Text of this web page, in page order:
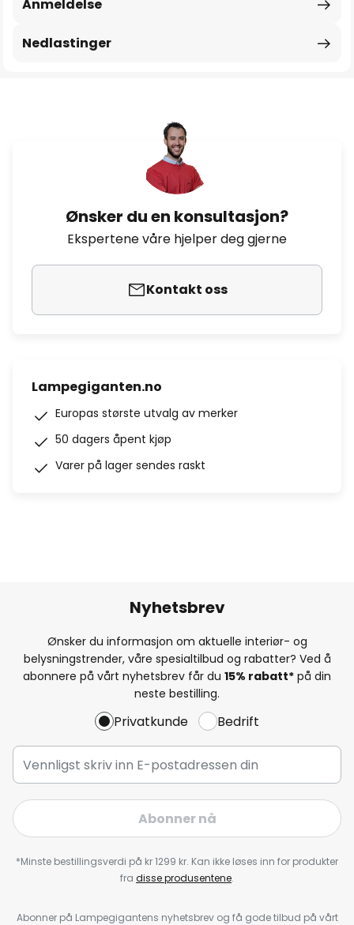
Anmeldelse
Nedlastinger
Ønsker du en konsultasjon?
Ekspertene våre hjelper deg gjerne
Kontakt oss
Lampegiganten.no
Europas største utvalg av merker
50 dagers åpent kjøp
Varer på lager sendes raskt
Nyhetsbrev
Ønsker du informasjon om aktuelle interiør- og
belysningstrender, våre spesialtilbud og rabatter? Ved å
abonnere på vårt nyhetsbrev får du 15% rabatt* på din
neste bestilling.
Privatkunde Bedrift
Abonner nå
*Minste bestillingsverdi på kr 1299 kr. Kan ikke løses inn for produkter
fra disse produsentene.
Abonner på Lampegigantens nyhetsbrev og få gode tilbud på vårt